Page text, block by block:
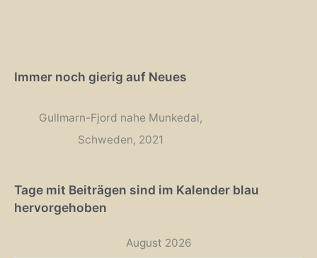
Immer noch gierig auf Neues
Gullmarn-Fjord nahe Munkedal,
Schweden, 2021
Tage mit Beiträgen sind im Kalender blau
hervorgehoben
August 2026